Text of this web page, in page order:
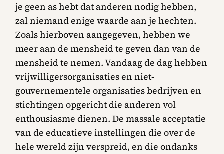
je geen as hebt dat anderen nodig hebben,
zal niemand enige waarde aan je hechten.
Zoals hierboven aangegeven, hebben we
meer aan de mensheid te geven dan van de
mensheid te nemen. Vandaag de dag hebben
vrijwilligersorganisaties en niet-
gouvernementele organisaties bedrijven en
stichtingen opgericht die anderen vol
enthousiasme dienen. De massale acceptatie
van de educatieve instellingen die over de
hele wereld zijn verspreid, en die ondanks